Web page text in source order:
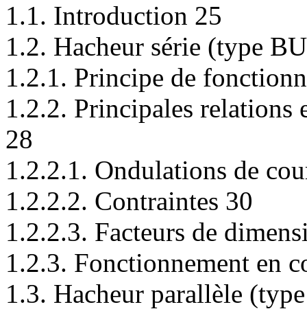
1.1. Introduction 25
1.2. Hacheur série (type
1.2.1. Principe de
1.2.2. Principales relations
28
1.2.2.1. Ondulations de
1.2.2.2. Contraintes 30
1.2.2.3. Facteurs de
1.2.3. Fonctionnement en
1.3. Hacheur parallèle